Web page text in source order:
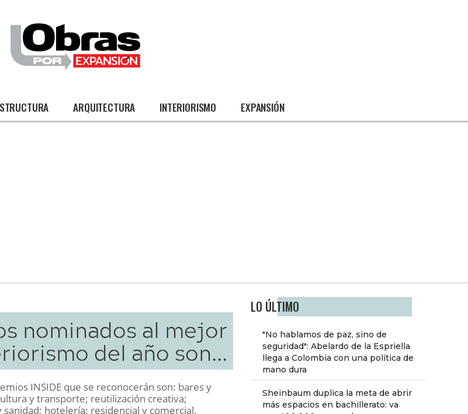
ARQUITECTURA INTERIORISMO EXPANSIÓN
LO ÚLTIMO
"No hablamos de paz, sino de
seguridad": Abelardo de la Espriella
llega a Colombia con una política de
mano dura
Sheinbaum duplica la meta de abrir
más espacios en bachillerato: va
nominados al mejor
del año son...
INSIDE que se reconocerán son: bares y
y transporte; reutilización creativa;
sanidad; hotelería; residencial y comercial.